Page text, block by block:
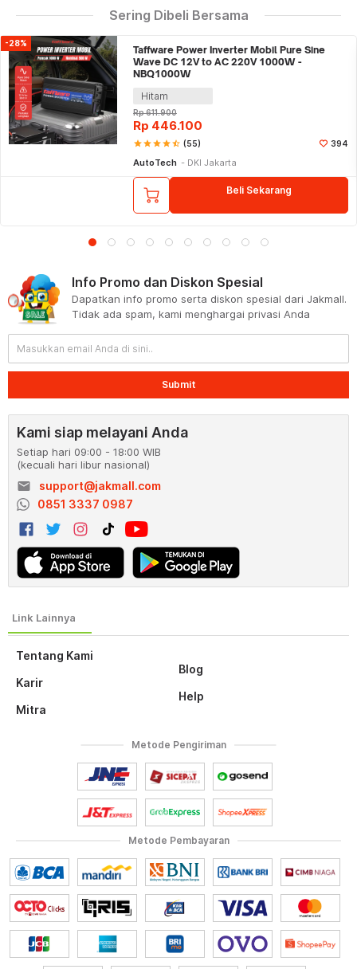
Sering Dibeli Bersama
-28%
Taffware Power Inverter Mobil Pure Sine
Wave DC 12V to AC 220V 1000W -
NBQ1000W
Hitam
Rp611.900
Rp 446.100
starstarstarstarstar_half (55) 394
AutoTech DKI Jakarta
Beli Sekarang
Tentang Kami
Karir
Mitra
Blog
Help
Info Promo dan Diskon Spesial
Dapatkan info promo serta diskon spesial dari Jakmall.
Tidak ada spam, kami menghargai privasi Anda
Submit
Kami siap melayani Anda
Setiap hari 09:00 - 18:00 WIB
(kecuali hari libur nasional)
email
support@jakmall.com
0851 3337 0987
Metode Pembayaran
Metode Pengiriman